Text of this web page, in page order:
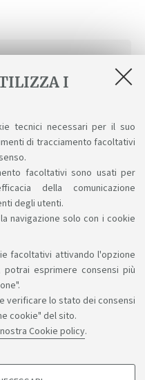
I
tecnici necessari per il suo
di tracciamento facoltativi
facoltativi sono usati per
della comunicazione
degli utenti.
navigazione solo con i cookie
facoltativi attivando l'opzione
esprimere consensi più
verificare lo stato dei consensi
cookie" del sito.
Cookie policy.
di Studi OGNI
scelta da parte dello
prova finale,
libera scelta, ecc.).
conoscenza